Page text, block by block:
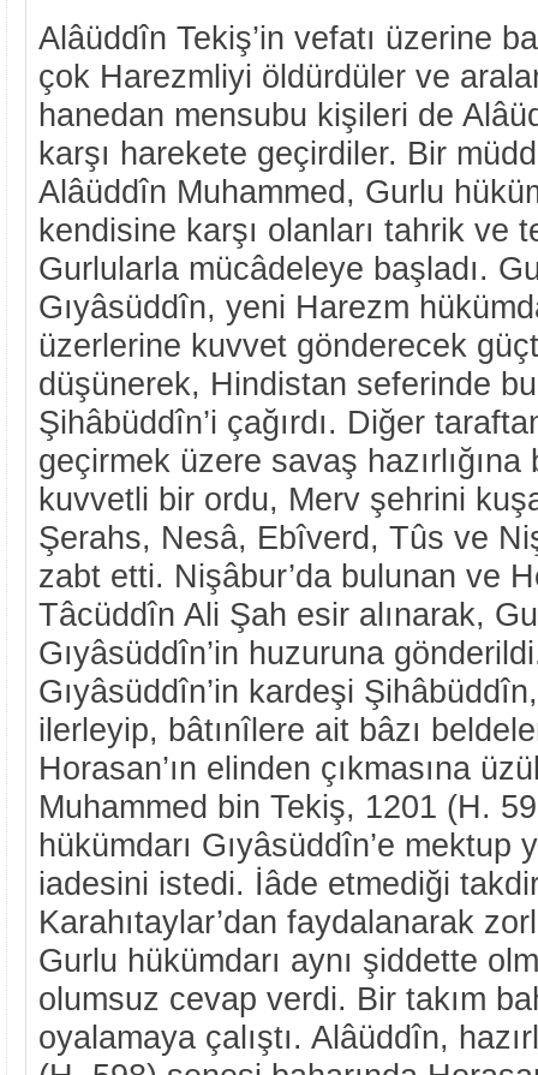
Alâüddîn Tekiş’in vefatı üzerine
çok Harezmliyi öldürdüler ve
hanedan mensubu kişileri de
karşı harekete geçirdiler. Bir
Alâüddîn Muhammed, Gurlu
kendisine karşı olanları tahrik ve
Gurlularla mücâdeleye başladı.
Gıyâsüddîn, yeni Harezm
üzerlerine kuvvet gönderecek
düşünerek, Hindistan seferinde
Şihâbüddîn’i çağırdı. Diğer
geçirmek üzere savaş
kuvvetli bir ordu, Merv şehrini
Şerahs, Nesâ, Ebîverd, Tûs ve
zabt etti. Nişâbur’da bulunan ve
Tâcüddîn Ali Şah esir alınarak,
Gıyâsüddîn’in huzuruna
Gıyâsüddîn’in kardeşi
ilerleyip, bâtınîlere ait bâzı
Horasan’ın elinden çıkmasına
Muhammed bin Tekiş, 1201 (H.
hükümdarı Gıyâsüddîn’e mektup
iadesini istedi. İâde etmediği
Karahıtaylar’dan faydalanarak
Gurlu hükümdarı aynı şiddette
olumsuz cevap verdi. Bir takım
oyalamaya çalıştı. Alâüddîn,